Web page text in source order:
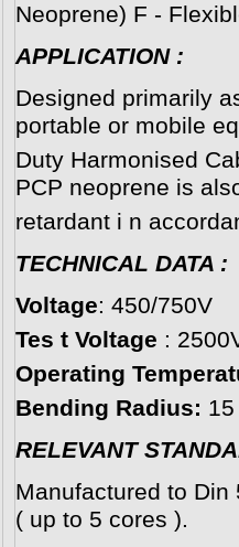
Neoprene) F -
APPLICATION :
Designed primarily
portable or mobile
Duty Harmonised
PCP neoprene is
retardant i n
TECHNICAL DATA :
Voltage: 450/750V
Tes t Voltage :
Operating
Bending Radius:
RELEVANT
Manufactured to Din
( up to 5 cores ).